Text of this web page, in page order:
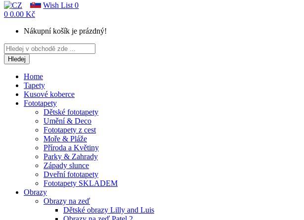
Wish List 0
0 0.00 Kč
Nákupní košík je prázdný!
Hledej
Home
Tapety
Kusové koberce
Fototapety
Dětské fototapety
Umění & Deco
Fototapety z cest
Moře & Pláže
Příroda a Květiny
Parky & Zahrady
Západy slunce
Dveřní fototapety
Fototapety SKLADEM
Obrazy
Obrazy na zeď
Dětské obrazy Lilly and Luis